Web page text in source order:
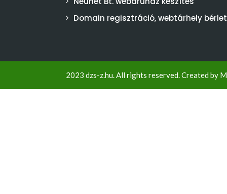
Domain regisztráció, webtárhely bérlet
2023 dzs-z.hu. All rights reserved. Created by